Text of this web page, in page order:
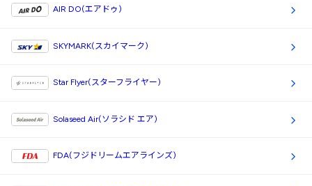
AIR DO(エアドゥ)
SKYMARK(スカイマーク)
Star Flyer(スターフライヤー)
Solaseed Air(ソラシド エア)
FDA(フジドリームエアラインズ)